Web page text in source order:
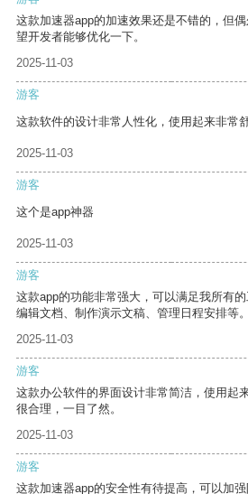
这款加速器app的加速效果还是不错的，但
望开发者能够优化一下。
2025-11-03
游客
这款软件的设计非常人性化，使用起来非常舒
2025-11-03
游客
这个是app神器
2025-11-03
游客
这款app的功能非常强大，可以满足我所有
编辑文档、制作演示文稿、管理日程安排等。
2025-11-03
游客
这款办公软件的界面设计非常简洁，使用起
很合理，一目了然。
2025-11-03
游客
这款加速器app的安全性有待提高，可以加